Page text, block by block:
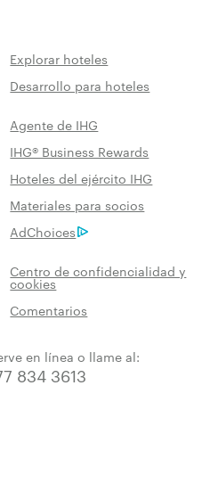
Explorar hoteles
Desarrollo para hoteles
Agente de IHG
IHG® Business Rewards
Hoteles del ejército IHG
Materiales para socios
AdChoices
Centro de confidencialidad y
cookies
Comentarios
en línea o llame al:
834 3613